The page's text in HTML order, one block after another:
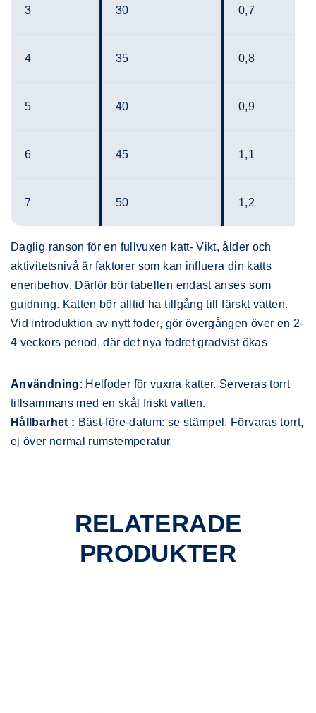
3 30 0,7
4 35 0,8
5 40 0,9
6 45 1,1
7 50 1,2
Daglig ranson för en fullvuxen katt- Vikt, ålder och
aktivitetsnivå är faktorer som kan influera din katts
eneribehov. Därför bör tabellen endast anses som
guidning. Katten bör alltid ha tillgång till färskt vatten.
Vid introduktion av nytt foder, gör övergången över en 2-
4 veckors period, där det nya fodret gradvist ökas
Användning: Helfoder för vuxna katter. Serveras torrt
tillsammans med en skål friskt vatten.
Hållbarhet : Bäst-före-datum: se stämpel. Förvaras torrt,
ej över normal rumstemperatur.
RELATERADE
PRODUKTER